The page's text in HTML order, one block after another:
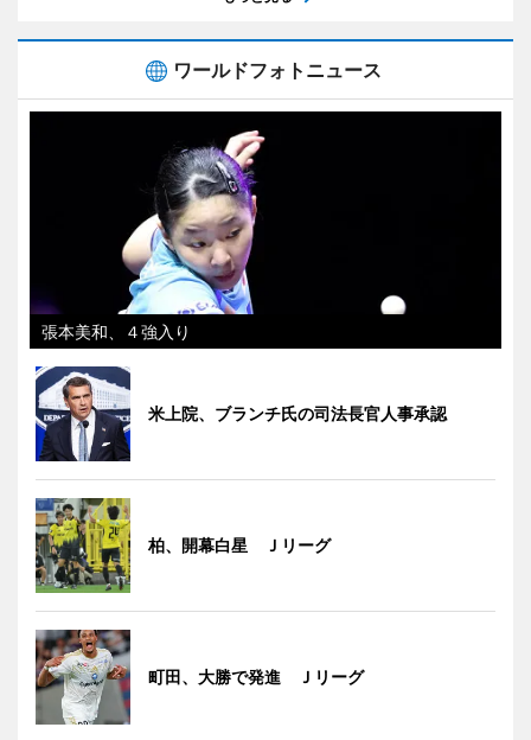
ワールドフォトニュース
張本美和、４強入り
米上院、ブランチ氏の司法長官人事承認
柏、開幕白星 Ｊリーグ
町田、大勝で発進 Ｊリーグ